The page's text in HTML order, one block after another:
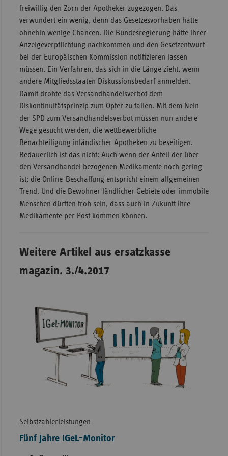
freiwillig den Zorn der Apotheker zugezogen. Das
verwundert ein wenig, denn das Gesetzesvorhaben hatte
ohnehin wenige Chancen. Die Bundesregierung hätte ihrer
Anzeigeverpflichtung nachkommen und den Gesetzentwurf
bei der Europäischen Kommission notifizieren lassen
müssen. Ein Verfahren, das sich in die Länge zieht, wenn
andere Mitgliedsstaaten Diskussionsbedarf anmelden.
Damit drohte das Versandhandelsverbot dem
Diskontinuitätsprinzip zum Opfer zu fallen. Mit dem Nein
der SPD zum Versandhandelsverbot müssen nun andere
Wege gesucht werden, die wettbewerbliche
Benachteiligung inländischer Apotheken zu beseitigen.
Bedauerlich ist das nicht: Auch wenn der Anteil der über
den Versandhandel bezogenen Medikamente noch gering
ist; die Online-Beschaffung entspricht einem allgemeinen
Trend. Und die Bewohner ländlicher Gebiete oder immobile
Menschen dürften froh sein, dass auch in Zukunft ihre
Medikamente per Post kommen können.
Weitere Artikel aus ersatzkasse
magazin. 3./4.2017
Selbstzahlerleistungen
Fünf Jahre IGeL-Monitor